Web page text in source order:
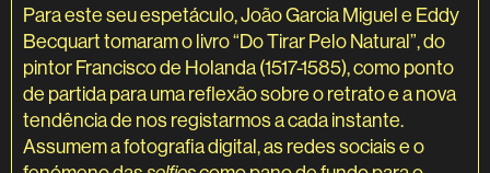
Para este seu espetáculo, João Garcia Miguel e Eddy
Becquart tomaram o livro “Do Tirar Pelo Natural”, do
pintor Francisco de Holanda (1517-1585), como ponto
de partida para uma reflexão sobre o retrato e a nova
tendência de nos registarmos a cada instante.
Assumem a fotografia digital, as redes sociais e o